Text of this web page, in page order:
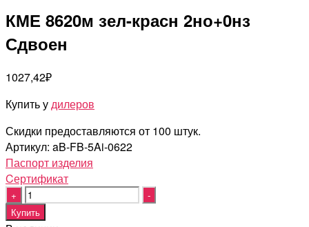
КМЕ 8620м зел-красн 2но+0нз
Сдвоен
1027,42₽
Купить удилеров
Скидки предоставляются от 100 штук.
Артикул: aB-FB-5Ai-0622
Паспорт изделия
Cертификат
Quantity
Купить